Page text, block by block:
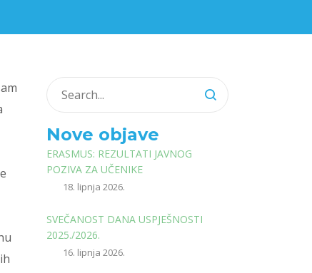
Nove objave
ERASMUS: REZULTATI JAVNOG
POZIVA ZA UČENIKE
18. lipnja 2026.
SVEČANOST DANA USPJEŠNOSTI
2025./2026.
16. lipnja 2026.